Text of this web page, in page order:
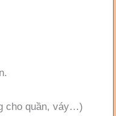
cho quần, váy…)